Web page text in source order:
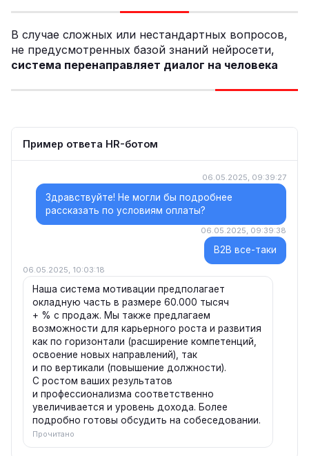
В случае сложных или нестандартных вопросов,
не предусмотренных базой знаний нейросети,
система перенаправляет диалог на человека
Пример ответа HR-ботом
06.05.2025, 09:39:27
Здравствуйте! Не могли бы подробнее
рассказать по условиям оплаты?
06.05.2025, 09:39:38
B2B все-таки
06.05.2025, 10:03:18
Наша система мотивации предполагает
окладную часть в размере 60.000 тысяч
+ % с продаж. Мы также предлагаем
возможности для карьерного роста и развития
как по горизонтали (расширение компетенций,
освоение новых направлений), так
и по вертикали (повышение должности).
С ростом ваших результатов
и профессионализма соответственно
увеличивается и уровень дохода. Более
подробно готовы обсудить на собеседовании.
Прочитано